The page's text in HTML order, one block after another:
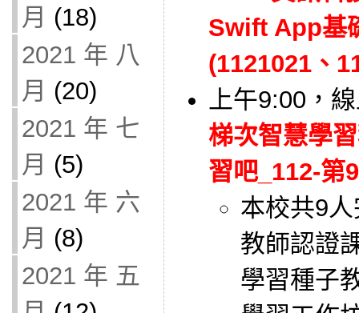
月 (18)
2021 年 八
月 (20)
2021 年 七
月 (5)
2021 年 六
月 (8)
2021 年 五
Swift App基
(1121021、
上午9:00，
梯次智慧學
習吧_112-第
本校共9
教師認證
學習種子